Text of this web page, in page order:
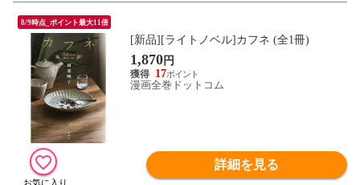
8/9時点_ポイント最大11倍
[新品][ライトノベル]カフネ (全1冊)
1,870円
17
漫画全巻ドットコム
詳細を見る